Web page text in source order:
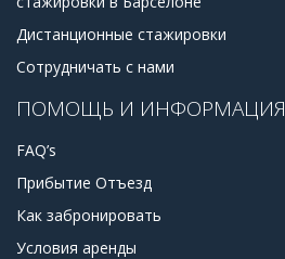
Дистанционные стажировки
Сотрудничать с нами
ПОМОЩЬ И ИНФОРМАЦИЯ
FAQ’s
Прибытие Отъезд
Как забронировать
Условия аренды